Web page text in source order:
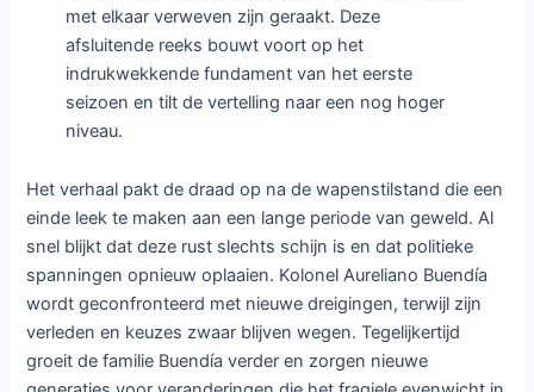
met elkaar verweven zijn geraakt. Deze
afsluitende reeks bouwt voort op het
indrukwekkende fundament van het eerste
seizoen en tilt de vertelling naar een nog hoger
niveau.
Het verhaal pakt de draad op na de wapenstilstand die een
einde leek te maken aan een lange periode van geweld. Al
snel blijkt dat deze rust slechts schijn is en dat politieke
spanningen opnieuw oplaaien. Kolonel Aureliano Buendía
wordt geconfronteerd met nieuwe dreigingen, terwijl zijn
verleden en keuzes zwaar blijven wegen. Tegelijkertijd
groeit de familie Buendía verder en zorgen nieuwe